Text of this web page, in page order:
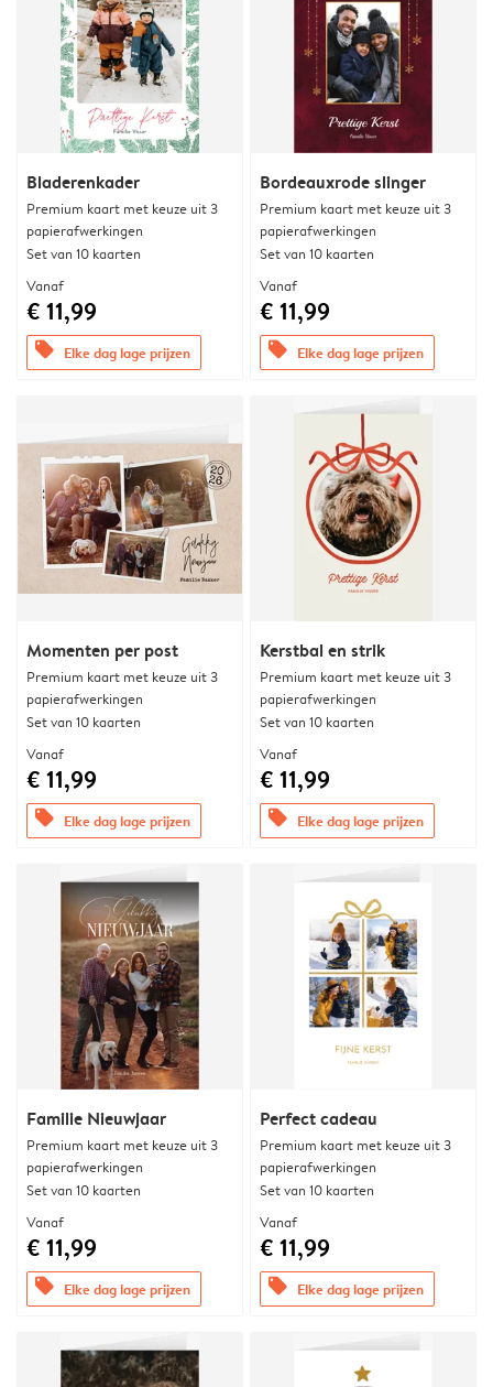
Bladerenkader
Premium kaart met keuze uit 3
papierafwerkingen
Set van 10 kaarten
Vanaf
€ 11,99
offers Elke dag lage prijzen
Bordeauxrode slinger
Premium kaart met keuze uit 3
papierafwerkingen
Set van 10 kaarten
Vanaf
€ 11,99
offers Elke dag lage prijzen
Momenten per post
Premium kaart met keuze uit 3
papierafwerkingen
Set van 10 kaarten
Vanaf
€ 11,99
offers Elke dag lage prijzen
Kerstbal en strik
Premium kaart met keuze uit 3
papierafwerkingen
Set van 10 kaarten
Vanaf
€ 11,99
offers Elke dag lage prijzen
Familie Nieuwjaar
Premium kaart met keuze uit 3
papierafwerkingen
Set van 10 kaarten
Vanaf
€ 11,99
offers Elke dag lage prijzen
Perfect cadeau
Premium kaart met keuze uit 3
papierafwerkingen
Set van 10 kaarten
Vanaf
€ 11,99
offers Elke dag lage prijzen